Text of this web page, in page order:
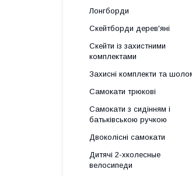
Лонгборди
Скейтборди дерев'яні
Скейти із захистними
комплектами
Захисні комплекти та
Самокати трюкові
Самокати з сидінням і
батьківською ручкою
Двоколісні самокати
Дитячі 2-хколесные
велосипеди